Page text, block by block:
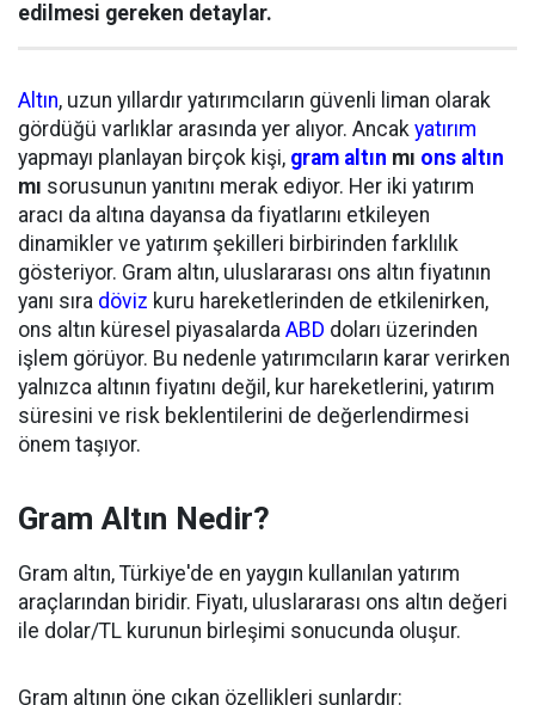
edilmesi gereken detaylar.
Altın, uzun yıllardır yatırımcıların güvenli liman olarak
gördüğü varlıklar arasında yer alıyor. Ancak yatırım
yapmayı planlayan birçok kişi, gram altın mı ons altın
mı sorusunun yanıtını merak ediyor. Her iki yatırım
aracı da altına dayansa da fiyatlarını etkileyen
dinamikler ve yatırım şekilleri birbirinden farklılık
gösteriyor. Gram altın, uluslararası ons altın fiyatının
yanı sıra döviz kuru hareketlerinden de etkilenirken,
ons altın küresel piyasalarda ABD doları üzerinden
işlem görüyor. Bu nedenle yatırımcıların karar verirken
yalnızca altının fiyatını değil, kur hareketlerini, yatırım
süresini ve risk beklentilerini de değerlendirmesi
önem taşıyor.
Gram Altın Nedir?
Gram altın, Türkiye'de en yaygın kullanılan yatırım
araçlarından biridir. Fiyatı, uluslararası ons altın değeri
ile dolar/TL kurunun birleşimi sonucunda oluşur.
Gram altının öne çıkan özellikleri şunlardır: